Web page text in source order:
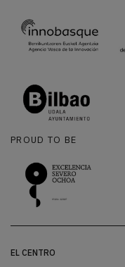
PROUD TO BE
EL CENTRO